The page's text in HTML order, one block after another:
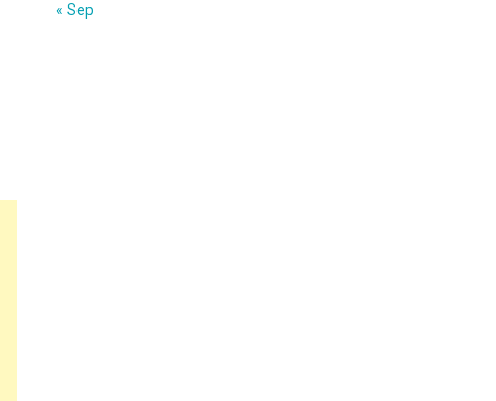
« Sep